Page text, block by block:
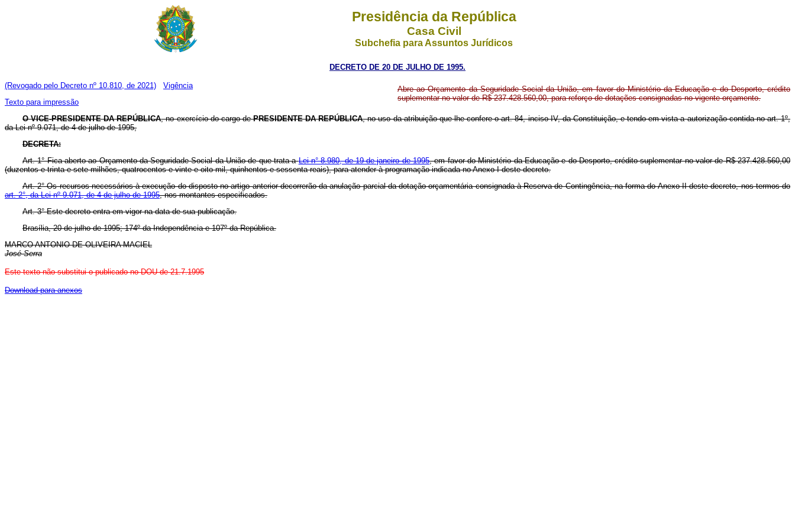
Presidência da República
Casa Civil
Subchefia para Assuntos Jurídicos
DECRETO DE 20 DE JULHO DE 1995.
(Revogado pelo Decreto nº 10.810, de 2021)
Vigência
Texto para impressão
Abre ao Orçamento da Seguridade Social da União, em favor do Ministério da Educação e do Desporto, crédito
suplementar no valor de R$ 237.428.560,00, para reforço de dotações consignadas no vigente orçamento.
O VICE-PRESIDENTE DA REPÚBLICA, no exercício do cargo dePRESIDENTE DA REPÚBLICA, no uso da atribuição que lhe confere o art. 84, inciso IV, da Constituição, e tendo em vista a autorização contida no art. 1º,
da Lei nº 9.071, de 4 de julho de 1995,
DECRETA:
Art. 1° Fica aberto ao Orçamento da Seguridade Social da União de que trata aLei n° 8.980, de 19 de janeiro de 1995, em favor do Ministério da Educação e do Desporto, crédito suplementar no valor de R$ 237.428.560,00
(duzentos e trinta e sete milhões, quatrocentos e vinte e oito mil, quinhentos e sessenta reais), para atender à programação indicada no Anexo I deste decreto.
Art. 2° Os recursos necessários à execução do disposto no artigo anterior decorrerão da anulação parcial da dotação orçamentária consignada à Reserva de Contingência, na forma do Anexo II deste decreto, nos termos do
art. 2°, da Lei nº 9.071, de 4 de julho de 1995, nos montantes especificados.
Art. 3° Este decreto entra em vigor na data de sua publicação.
Brasília, 20 de julho de 1995; 174º da Independência e 107º da República.
MARCO ANTONIO DE OLIVEIRA MACIEL
José Serra
Este texto não substitui o publicado no DOU de 21.7.1995
Download para anexos